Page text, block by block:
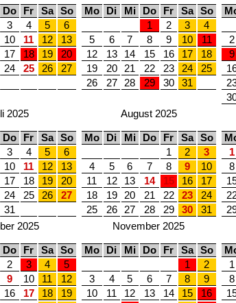
Do Fr Sa
So
3 4 5
6
10 11 12
13
17 18 19
20
24 25 26
27
Mo Di Mi Do Fr Sa
So
1
2 3
4
5
6 7 8 9 10
11
12
13 14 15 16 17
18
19
20 21 22 23 24
25
26
27 28 29 30 31
2
9
2025
Do Fr Sa
So
3 4 5
6
10 11 12
13
17 18 19
20
24 25 26
27
31
August 2025
Mo Di Mi Do Fr Sa
So
1
2
3
4
5 6 7 8 9
10
11
12 13 14 15 16
17
18
19 20 21 22 23
24
25
26 27 28 29 30 31
1
8
2025
Do Fr Sa
So
2 3 4
5
9 10 11
12
16 17 18
19
November 2025
Mo Di Mi Do Fr Sa
So
1
2
3
4 5 6 7 8
9
10
11 12 13 14 15
16
1
8